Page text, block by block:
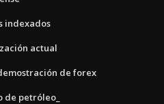
indexados
actual
de forex
de petróleo_